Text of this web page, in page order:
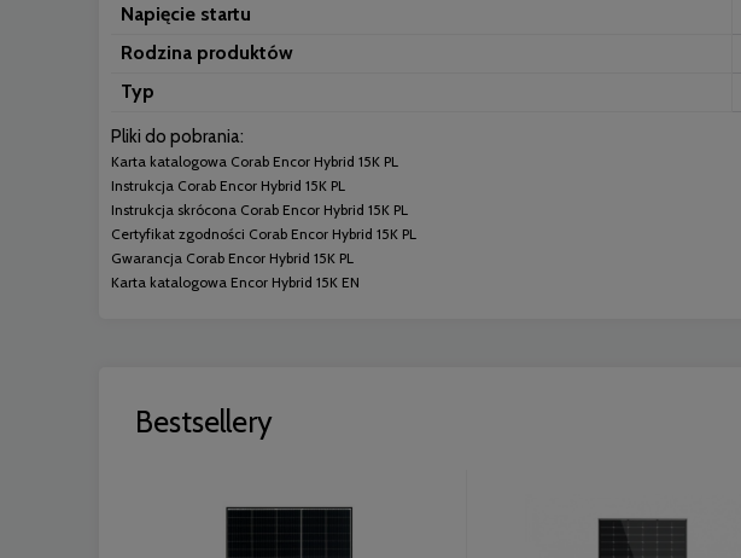
Napięcie startu
Rodzina produktów
Typ
Pliki do pobrania:
Karta katalogowa Corab Encor Hybrid 15K PL
Instrukcja Corab Encor Hybrid 15K PL
Instrukcja skrócona Corab Encor Hybrid 15K PL
Certyfikat zgodności Corab Encor Hybrid 15K PL
Gwarancja Corab Encor Hybrid 15K PL
Karta katalogowa Encor Hybrid 15K EN
Bestsellery